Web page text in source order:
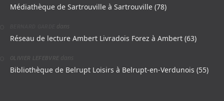
Médiathèque de Sartrouville à Sartrouville (78)
dans
Réseau de lecture Ambert Livradois Forez à Ambert (63)
OLIVIER LEFEBVRE dans
Bibliothèque de Belrupt Loisirs à Belrupt-en-Verdunois (55)